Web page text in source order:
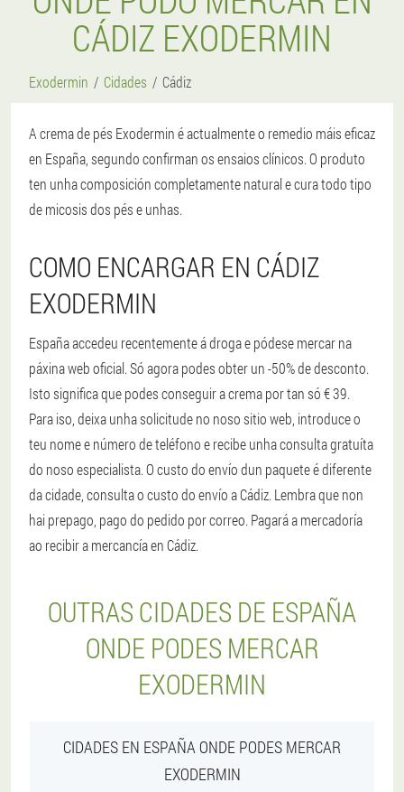
CÁDIZ EXODERMIN
Exodermin Cidades Cádiz
A crema de pés Exodermin é actualmente o remedio máis eficaz
en España, segundo confirman os ensaios clínicos. O produto
ten unha composición completamente natural e cura todo tipo
de micosis dos pés e unhas.
COMO ENCARGAR EN CÁDIZ
EXODERMIN
España accedeu recentemente á droga e pódese mercar na
páxina web oficial. Só agora podes obter un -50% de desconto.
Isto significa que podes conseguir a crema por tan só € 39.
Para iso, deixa unha solicitude no noso sitio web, introduce o
teu nome e número de teléfono e recibe unha consulta gratuíta
do noso especialista. O custo do envío dun paquete é diferente
da cidade, consulta o custo do envío a Cádiz. Lembra que non
hai prepago, pago do pedido por correo. Pagará a mercadoría
ao recibir a mercancía en Cádiz.
OUTRAS CIDADES DE ESPAÑA
ONDE PODES MERCAR
EXODERMIN
CIDADES EN ESPAÑA ONDE PODES MERCAR
EXODERMIN